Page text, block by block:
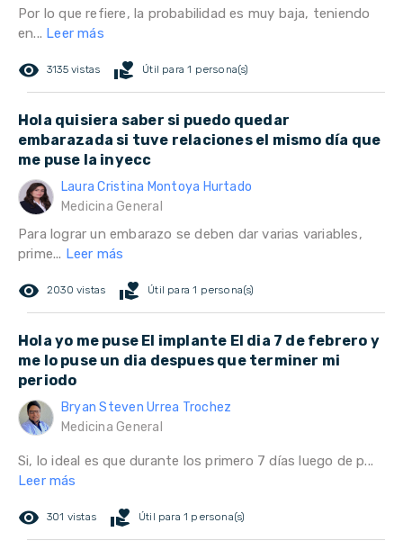
Por lo que refiere, la probabilidad es muy baja, teniendo
en... Leer más
remove_red_eye 3135 vistas volunteer_activism Útil para 1 persona(s)
Hola quisiera saber si puedo quedar
embarazada si tuve relaciones el mismo día que
me puse la inyecc
Laura Cristina Montoya Hurtado
Medicina General
Para lograr un embarazo se deben dar varias variables,
prime... Leer más
remove_red_eye 2030 vistas volunteer_activism Útil para 1 persona(s)
Hola yo me puse El implante El dia 7 de febrero y
me lo puse un dia despues que terminer mi
periodo
Bryan Steven Urrea Trochez
Medicina General
Si, lo ideal es que durante los primero 7 días luego de p...
Leer más
remove_red_eye 301 vistas volunteer_activism Útil para 1 persona(s)